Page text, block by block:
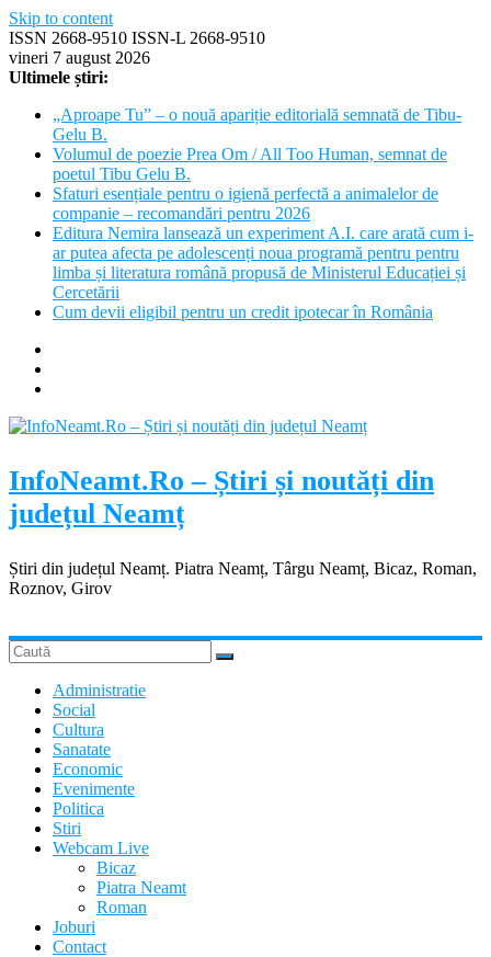
Skip to content
ISSN 2668-9510 ISSN-L 2668-9510
vineri 7 august 2026
Ultimele știri:
„Aproape Tu” – o nouă apariție editorială semnată de Tibu-
Gelu B.
Volumul de poezie Prea Om / All Too Human, semnat de
poetul Tibu Gelu B.
Sfaturi esențiale pentru o igienă perfectă a animalelor de
companie – recomandări pentru 2026
Editura Nemira lansează un experiment A.I. care arată cum i-
ar putea afecta pe adolescenți noua programă pentru pentru
limba și literatura română propusă de Ministerul Educației și
Cercetării
Cum devii eligibil pentru un credit ipotecar în România
InfoNeamt.Ro – Știri și noutăți din
județul Neamț
Știri din județul Neamț. Piatra Neamț, Târgu Neamț, Bicaz, Roman,
Roznov, Girov
Administratie
Social
Cultura
Sanatate
Economic
Evenimente
Politica
Stiri
Webcam Live
Bicaz
Piatra Neamt
Roman
Joburi
Contact